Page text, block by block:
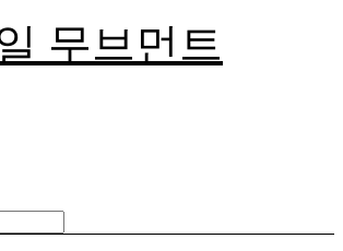
무브먼트